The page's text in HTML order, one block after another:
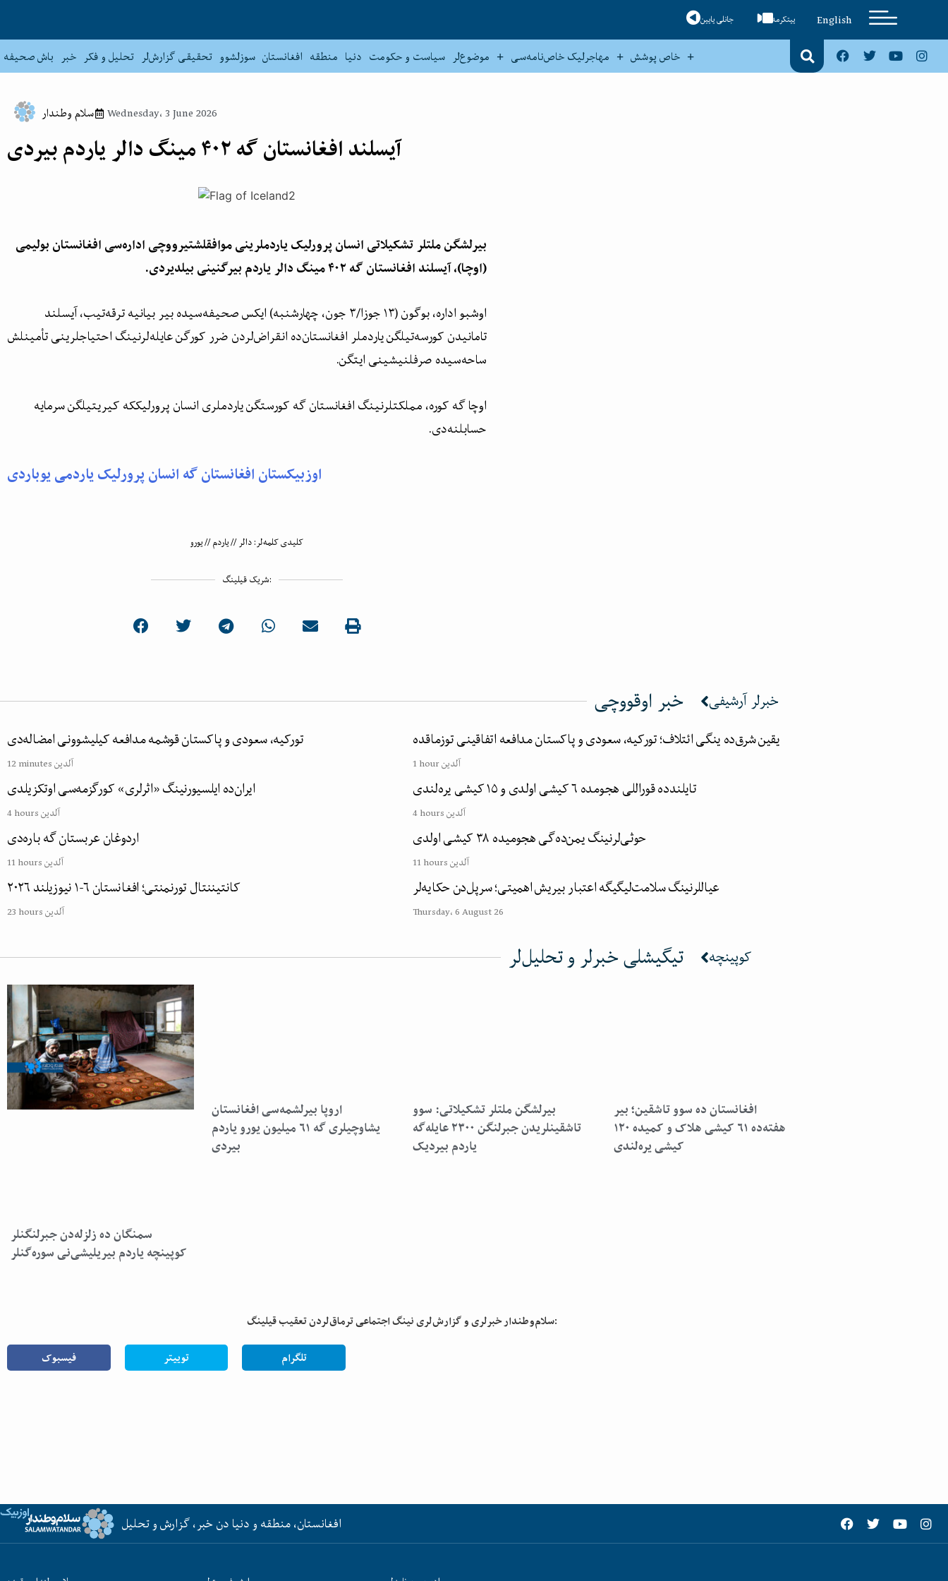
جانلی یایین ییتکرمه
English
باش صحیفه خبر تحلیل و فکر تحقیقی گزارش‌لر سوزلشوو افغانستان منطقه دنیا سیاست و حکومت موضوع‌لر مهاجرلیک خاص‌نامه‌سی خاص پوشش
سلام وطندار Wednesday، 3 June 2026
آیسلند افغانستان گه ۴۰۲ مینگ دالر یاردم بیردی
بیرلشگن ملتلر تشکیلاتی انسان پرورلیک یاردملرینی موافقلشتیرووچی اداره‌سی افغانستان بولیمی
(اوچا)، آیسلند افغانستان گه ۴۰۲ مینگ دالر یاردم بیرگنینی بیلدیردی.
اوشبو اداره، بوگون (۱۳ جوزا/۳ جون، چهارشنبه) ایکس صحیفه‌سیده بیر بیانیه ترقه‌تیب، آیسلند
تامانیدن کورسه‌تیلگن یاردملر افغانستان‌ده انقراض‌لردن ضرر کورگن عایله‌لرنینگ احتیاجلرینی تأمینلش
ساحه‌سیده صرفلنیشینی ایتگن.
اوچا گه کوره، مملکتلرنینگ افغانستان گه کورستگن یاردملری انسان پرورلیککه کیریتیلگن سرمایه
حسابلنه‌دی.
اوزبیکستان افغانستان گه انسان پرورلیک یاردمی یوباردی
کلیدی کلمه‌لر:دالر //یاردم//یورو
شریک قیلینگ:
خبر اوقووچی خبرلر آرشیفی
تورکیه، سعودی و پاکستان قوشمه مدافعه کیلیشوونی امضاله‌دی
12 minutes آلدین
یقین شرق‌ده ینگی ائتلاف؛ تورکیه، سعودی و پاکستان مدافعه اتفاقینی توزماقده
1 hour آلدین
ایران‌ده ایلسیورنینگ «اثرلری» کورگزمه‌سی اوتکزیلدی
4 hours آلدین
تایلندده قوراللی هجومده ۶ کیشی اولدی و ۱۵ کیشی یره‌لندی
4 hours آلدین
اردوغان عربستان گه باره‌دی
11 hours آلدین
حوثی‌لرنینگ یمن‌ده‌گی هجومیده ۳۸ کیشی اولدی
11 hours آلدین
۲۰۲۶ کانتیننتال تورنمنتی؛ افغانستان ۶-۱ نیوزیلند
23 hours آلدین
عیاللرنینگ سلامت‌لیگیگه اعتبار بیریش اهمیتی؛ سرپل‌دن حکایه‌لر
Thursday، 6 August 26
تیگیشلی خبرلر و تحلیل‌لر کوپینچه
سمنگان ده زلزله‌دن جبرلنگنلر
کوپینچه یاردم بیریلیشی‌نی سوره‌گنلر
اروپا بیرلشمه‌سی افغانستان‌
یشاوچیلری گه ۶۱ میلیون یورو یاردم
بیردی
بیرلشگن ملتلر تشکیلاتی: سوو
تاشقینلریدن جبرلنگن ۲۳۰۰ عایله‌گه
یاردم بیردیک
افغانستان ده سوو تاشقین؛ بیر
هفته‌ده ۶۱ کیشی هلاک و کمیده ۱۲۰
کیشی یره‌لندی
سلام‌وطندار خبرلری و گزارش‌لری نینگ اجتماعی ترماق‌لردن تعقیب قیلینگ:
فیسبوک
توییتر تلگرام
افغانستان، منطقه و دنیا دن خبر، گزارش و تحلیل